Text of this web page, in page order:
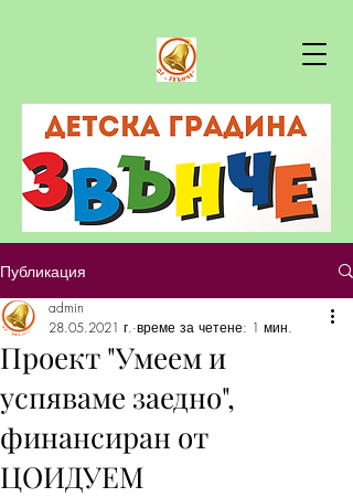
Публикация
Проект "Умеем и
успяваме заедно",
финансиран от
ЦОИДУЕМ
admin
28.05.2021 г. време за четене: 1 мин.